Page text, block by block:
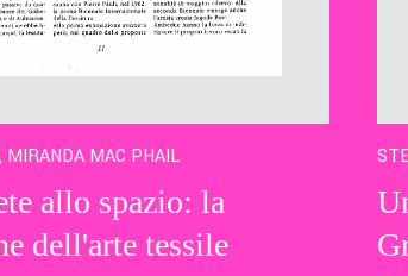
MIRANDA MAC PHAIL
allo spazio: la
dell'arte tessile